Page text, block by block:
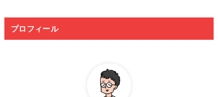
プロフィール